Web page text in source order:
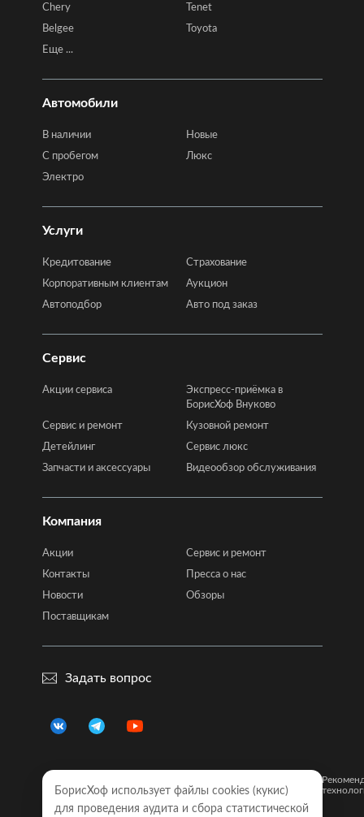
Chery
Tenet
Belgee
Toyota
Еще ...
Автомобили
В наличии
Новые
C пробегом
Люкс
Электро
Услуги
Кредитование
Страхование
Корпоративным клиентам
Аукцион
Автоподбор
Авто под заказ
Сервис
Акции сервиса
Экспресс-приёмка в
БорисХоф Внуково
Сервис и ремонт
Кузовной ремонт
Детейлинг
Сервис люкс
Запчасти и аксессуары
Видеообзор обслуживания
Компания
Акции
Сервис и ремонт
Контакты
Пресса о нас
Новости
Обзоры
Поставщикам
Задать вопрос
Правовая
информация
конфиденциальности
сайта
БорисХоф использует файлы cookies (кукиc)
для проведения аудита и сбора статистической